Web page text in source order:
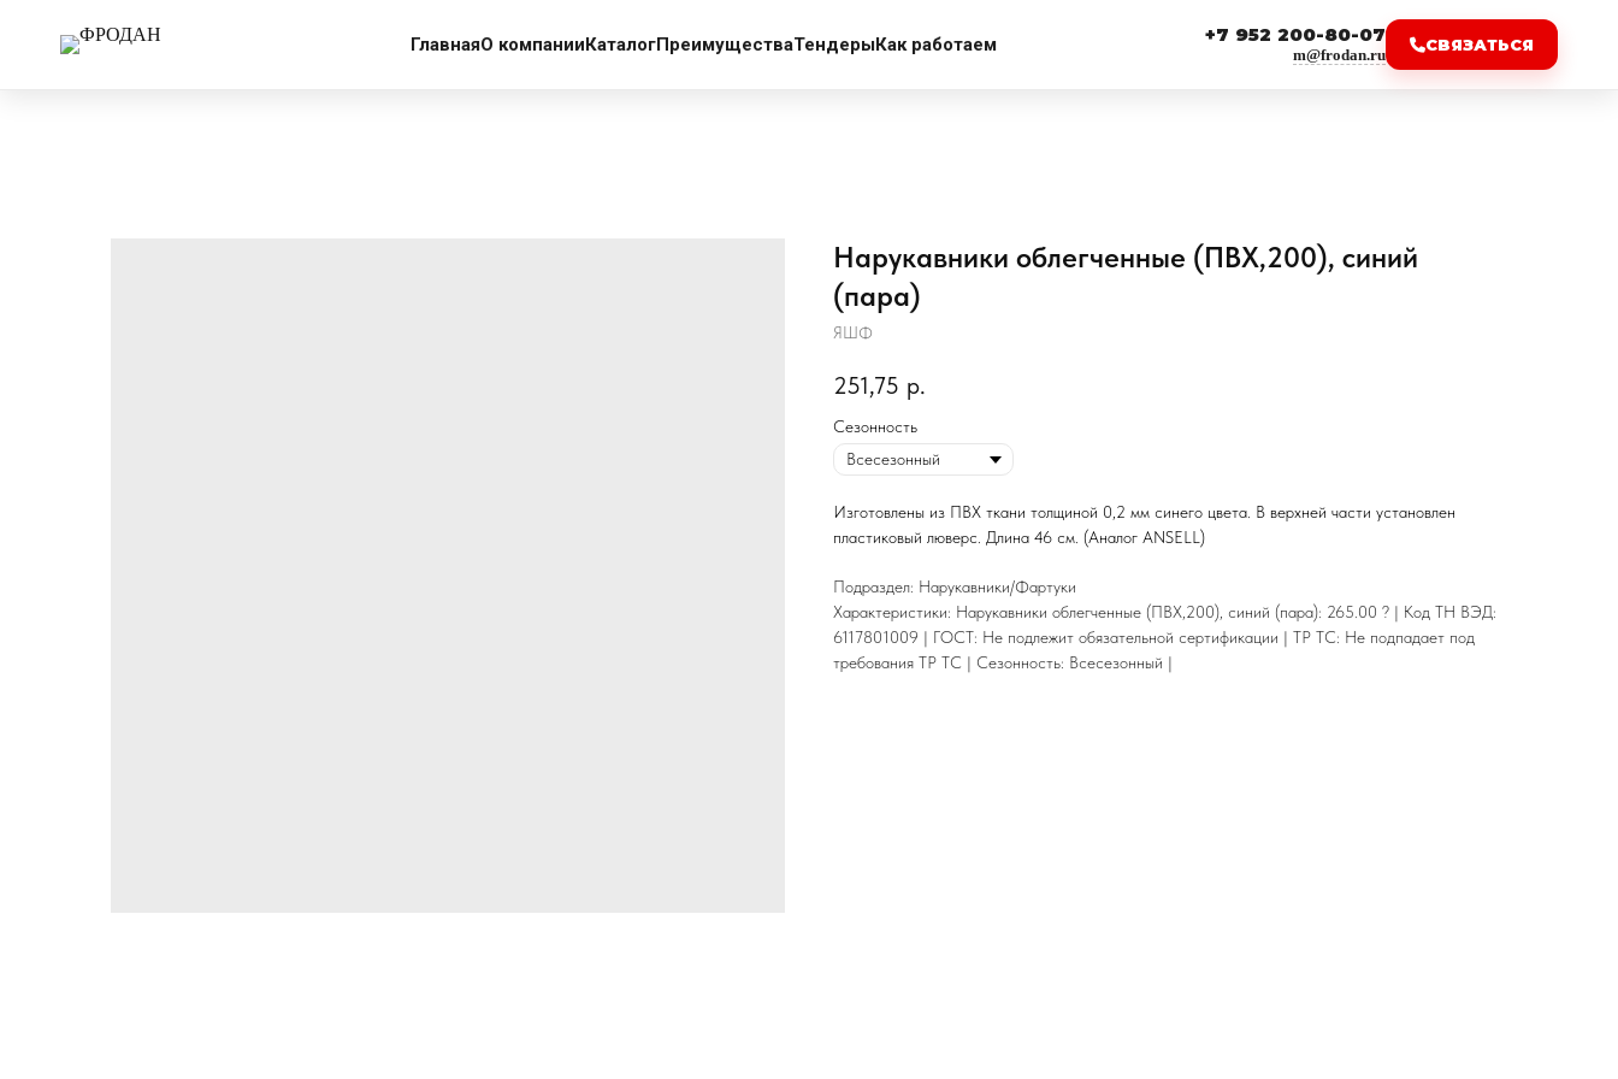
ГлавнаяО компанииКаталогПреимуществаТендерыКак работаем +7 952 200-80-07
m@frodan.ru
СВЯЗАТЬСЯ
More products
Нарукавники облегченные (ПВХ,200), синий
(пара)
ЯШФ
251,75 р.
Сезонность
Изготовлены из ПВХ ткани толщиной 0,2 мм синего цвета. В верхней части установлен
пластиковый люверс. Длина 46 см. (Аналог ANSELL)
Подраздел: Нарукавники/Фартуки
Характеристики: Нарукавники облегченные (ПВХ,200), синий (пара): 265.00 ? | Код ТН ВЭД:
6117801009 | ГОСТ: Не подлежит обязательной сертификации | ТР ТС: Не подпадает под
требования ТР ТС | Сезонность: Всесезонный |